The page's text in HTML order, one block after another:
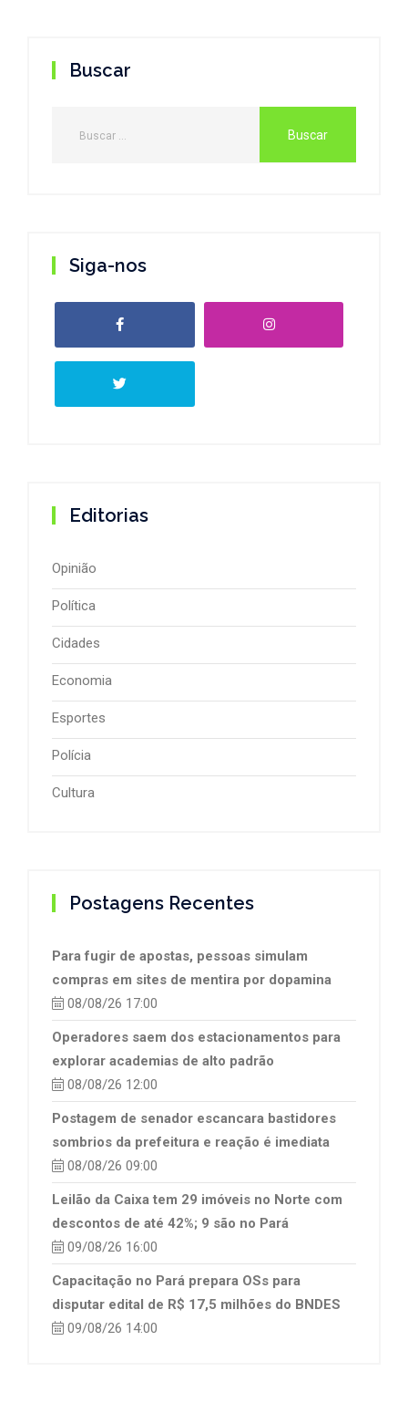
Buscar
Siga-nos
Editorias
Opinião
Política
Cidades
Economia
Esportes
Polícia
Cultura
Postagens Recentes
Para fugir de apostas, pessoas simulam
compras em sites de mentira por dopamina
08/08/26 17:00
Operadores saem dos estacionamentos para
explorar academias de alto padrão
08/08/26 12:00
Postagem de senador escancara bastidores
sombrios da prefeitura e reação é imediata
08/08/26 09:00
Leilão da Caixa tem 29 imóveis no Norte com
descontos de até 42%; 9 são no Pará
09/08/26 16:00
Capacitação no Pará prepara OSs para
disputar edital de R$ 17,5 milhões do BNDES
09/08/26 14:00